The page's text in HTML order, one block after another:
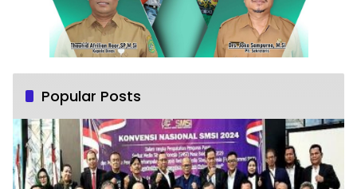
Popular Posts